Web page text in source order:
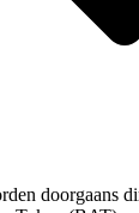
doorgaans